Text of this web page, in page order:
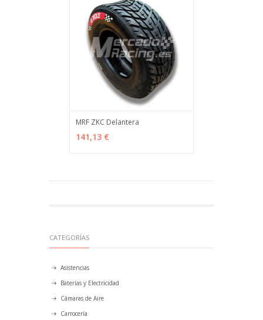
AÑADIR
MRF ZKC Delantera
141,13 €
CATEGORÍAS
Asistencias
Baterías y Electricidad
Cámaras de Aire
Carrocería